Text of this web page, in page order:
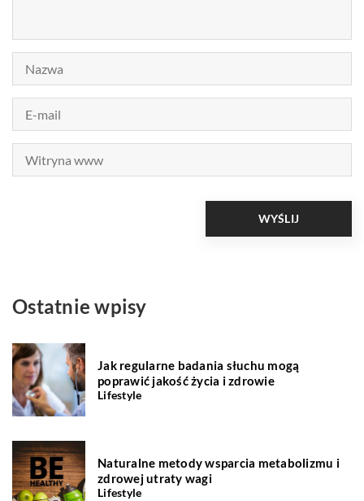
Ostatnie wpisy
Jak regularne badania słuchu mogą
poprawić jakość życia i zdrowie
Lifestyle
Naturalne metody wsparcia metabolizmu i
zdrowej utraty wagi
Lifestyle